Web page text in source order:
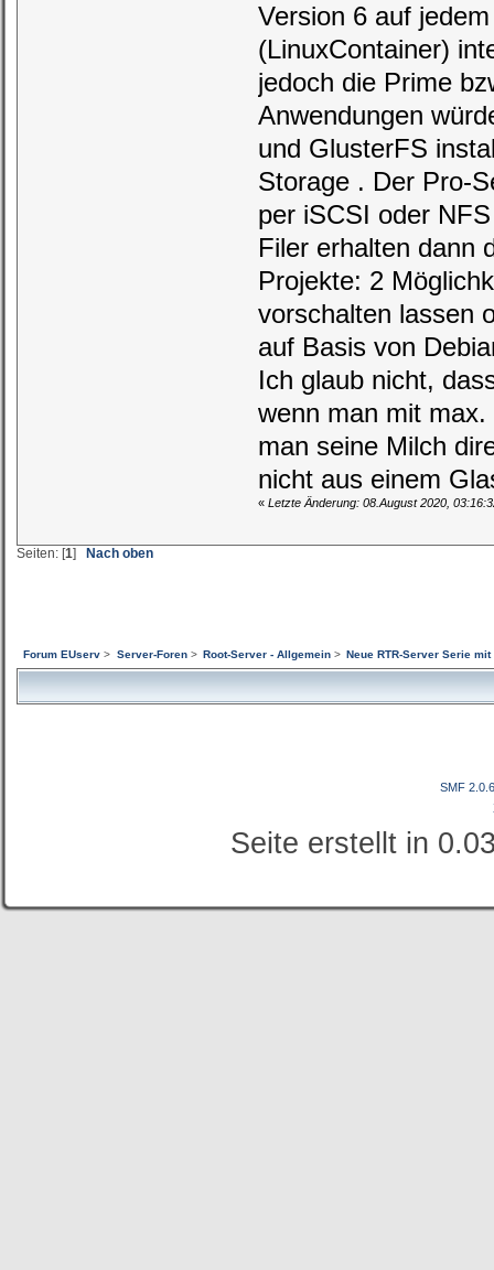
Version 6 auf
(LinuxContainer)
jedoch die Prime
Anwendungen
und GlusterFS
Storage . Der Pro-
per iSCSI oder
Filer erhalten dann
Projekte: 2
vorschalten lassen
auf Basis von
Ich glaub nicht,
wenn man mit
man seine Milch
nicht aus einem
«Letzte Änderung: 08.August 2020,
Seiten: [1] Nach oben
Forum EUserv > Server-Foren> Root-Server - Allgemein> Neue RTR-Server Serie
SMF 2.0.6
Seite erstellt in